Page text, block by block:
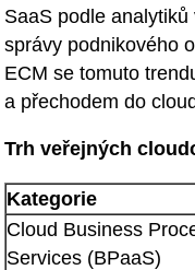
SaaS podle
správy podnikového
ECM se tomuto
a přechodem do
Trh veřejných
Kategorie
Cloud Business
Services (BPaaS)